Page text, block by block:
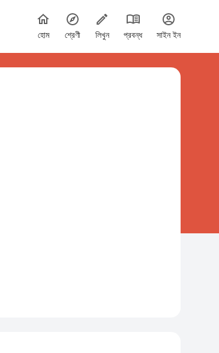
হোম শ্রেণী লিখুন প্রবন্ধ সাইন ইন